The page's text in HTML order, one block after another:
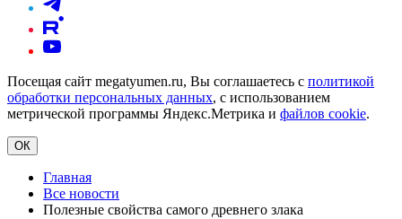
Посещая сайт megatyumen.ru, Вы соглашаетесь с политикой
обработки персональных данных, с использованием
метрической программы Яндекс.Метрика и файлов cookie.
ОК
Главная
Все новости
Полезные свойства самого древнего злака